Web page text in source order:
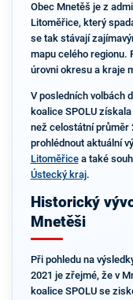
Obec Mnetěš je z
Litoměřice, který
se tak stávají
mapu celého regionu.
úrovni okresu a kraje
V posledních volbách
koalice SPOLU
než celostátní průměr
prohlédnout aktuální
Litoměřicea také
Ústecký kraj.
Historický
Mnetěši
Při pohledu na
2021 je zřejmé, že v
koalice SPOLU se